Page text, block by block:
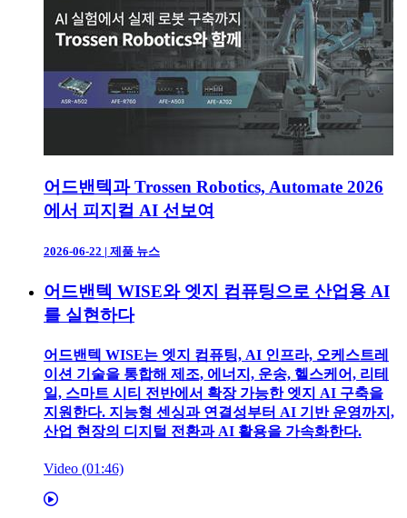
어드밴텍과 Trossen Robotics, Automate 2026
에서 피지컬 AI 선보여
2026-06-22 | 제품 뉴스
어드밴텍 WISE와 엣지 컴퓨팅으로 산업용 AI
를 실현하다
어드밴텍 WISE는 엣지 컴퓨팅, AI 인프라, 오케스트레
이션 기술을 통합해 제조, 에너지, 운송, 헬스케어, 리테
일, 스마트 시티 전반에서 확장 가능한 엣지 AI 구축을
지원한다. 지능형 센싱과 연결성부터 AI 기반 운영까지,
산업 현장의 디지털 전환과 AI 활용을 가속화한다.
Video (01:46)